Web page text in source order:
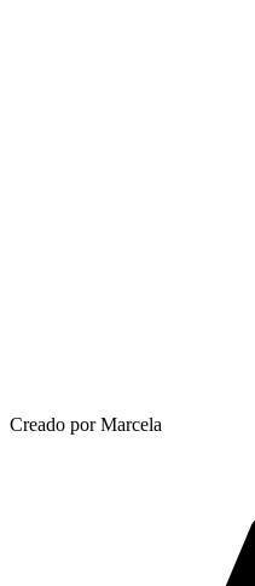
Creado por Marcela